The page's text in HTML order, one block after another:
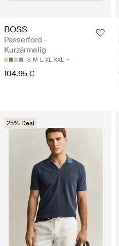
BOSS
Passerford -
Kurzärmelig
S M L XL XXL
104.95 €
25% Deal